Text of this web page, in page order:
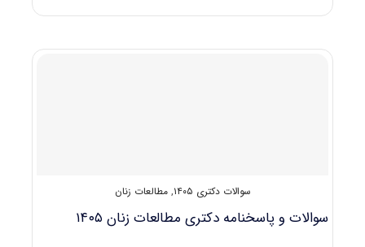
مدرسی
سوالات دکتری ۱۴۰۵ ,مطالعات زنان
سوالات و پاسخنامه دکتری مطالعات زنان ۱۴۰۵